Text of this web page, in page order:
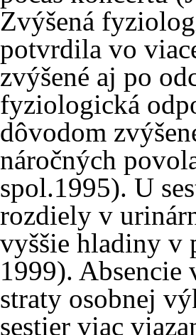
Zvýšená
potvrdila vo
zvýšené aj po
fyziologická
dôvodom
náročných
spol.1995). U
rozdiely v
vyššie hladiny v
1999). Absencie
straty osobnej
sestier viac